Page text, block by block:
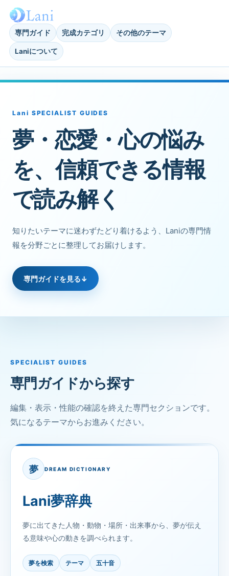
専門ガイド 完成カテゴリ その他のテーマ
Laniについて
Lani SPECIALIST GUIDES
夢・恋愛・心の悩み
を、信頼できる情報
で読み解く
知りたいテーマに迷わずたどり着けるよう、Laniの専門情
報を分野ごとに整理してお届けします。
専門ガイドを見る↓
SPECIALIST GUIDES
専門ガイドから探す
編集・表示・性能の確認を終えた専門セクションです。
気になるテーマからお進みください。
夢 DREAM DICTIONARY
Lani夢辞典
夢に出てきた人物・動物・場所・出来事から、夢が伝え
る意味や心の動きを調べられます。
夢を検索 テーマ 五十音